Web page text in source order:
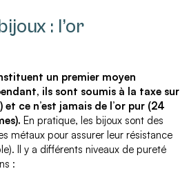
: l’or
un premier moyen
ils sont soumis à la taxe sur
et ce n’est jamais de l’or pur (24
En pratique, les bijoux sont des
métaux pour assurer leur résistance
Il y a différents niveaux de pureté
: